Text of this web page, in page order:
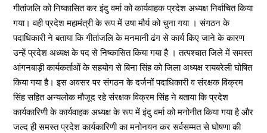
गीतांजलि को निष्कासित कर इंदु वर्मा को कार्यवाहक प्रदेश अध्यक्ष निर्वाचित किया
गया। वही प्रदेश महामंत्री के रूप में उषा मौर्य को चुना गया । संगठन के
पदाधिकारी ने बताया कि गीतांजलि के मनमानी ढंग से कार्य किए जाने के कारण
उन्हें प्रदेश अध्यक्ष के पद से निष्कासित किया गया है । तत्पश्चात जिले में समस्त
आंगनबाड़ी कार्यकर्ताओं के सहयोग से बिना सिंह को जिला अध्यक्ष रायबरेली घोषित
किया गया है। इस अवसर पर संगठन के दर्जनों पदाधिकारी व संरक्षक विक्रम
सिंह सहित अन्यलोक मौजूद रहे संरक्षक विक्रम सिंह ने बताया कि प्रदेश
कार्यकारिणी के कार्यवाहक अध्यक्ष के रूप में इंदु वर्मा को मनोनीत किया गया है और
जल्द ही समस्त प्रदेश कार्यकारिणी का मनोनयन कर सर्वसम्मत से घोषणा की